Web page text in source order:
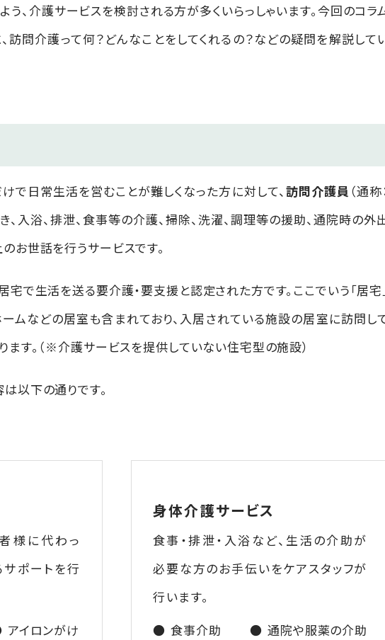
、介護サービスを検討される方が多くいらっしゃいます。今回のコラ
訪問介護って何？どんなことをしてくれるの？などの疑問を解説して
で日常生活を営むことが難しくなった方に対して、訪問介護員 （通称
入浴、排泄、食事等の介護、掃除、洗濯、調理等の援助、通院時の外
お世話を行うサービスです。
で生活を送る要介護・要支援と認定された方です。ここでいう「居宅
ムなどの居室も含まれており、入居されている施設の居室に訪問し
ます。（※介護サービスを提供していない住宅型の施設）
以下の通りです。
様に代わっ
ポートを行
アイロンがけ
身体介護サービス
食事・排泄・入浴など、生活の介助が
必要な方のお手伝いをケアスタッフが
行います。
食事介助
通院や服薬の介助